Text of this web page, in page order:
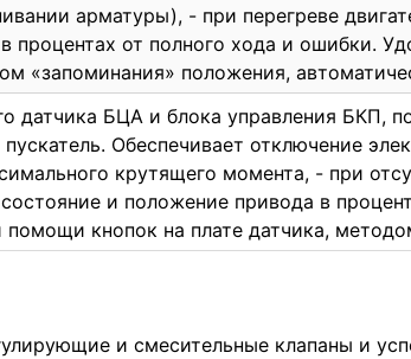
арматуры), - при перегреве
процентах от полного хода и ошибки.
«запоминания» положения,
датчика БЦА и блока управления БКП,
Обеспечивает отключение
крутящего момента, - при
и положение привода в
кнопок на плате датчика,
и смесительные клапаны и